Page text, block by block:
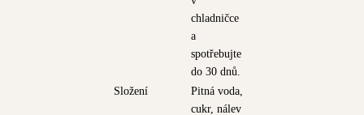
chladničce
a
spotřebujte
do 30 dnů.
Složení
Pitná voda,
cukr, nálev